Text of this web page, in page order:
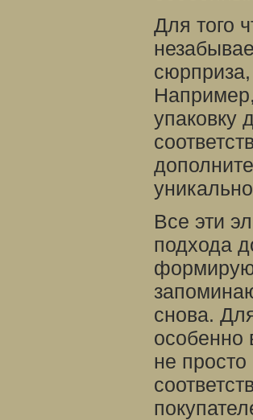
Для того
упаковку
Все эти
подхода
снова.
особенно
не